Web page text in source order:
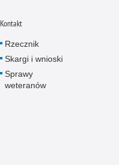
Nietrzeźwi kierujący
Nietrzeźwi opiekunowie
Kontakt
Rzecznik
Skargi i wnioski
Sprawy
weteranów